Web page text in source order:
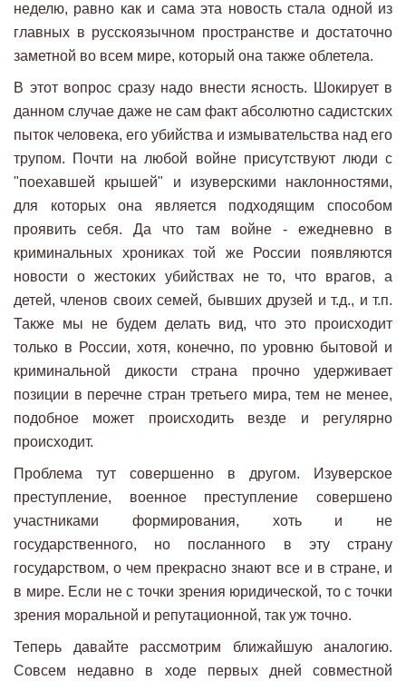
неделю, равно как и сама эта новость стала одной из
главных в русскоязычном пространстве и достаточно
заметной во всем мире, который она также облетела.
В этот вопрос сразу надо внести ясность. Шокирует в
данном случае даже не сам факт абсолютно садистских
пыток человека, его убийства и измывательства над его
трупом. Почти на любой войне присутствуют люди с
"поехавшей крышей" и изуверскими наклонностями,
для которых она является подходящим способом
проявить себя. Да что там войне - ежедневно в
криминальных хрониках той же России появляются
новости о жестоких убийствах не то, что врагов, а
детей, членов своих семей, бывших друзей и т.д., и т.п.
Также мы не будем делать вид, что это происходит
только в России, хотя, конечно, по уровню бытовой и
криминальной дикости страна прочно удерживает
позиции в перечне стран третьего мира, тем не менее,
подобное может происходить везде и регулярно
происходит.
Проблема тут совершенно в другом. Изуверское
преступление, военное преступление совершено
участниками формирования, хоть и не
государственного, но посланного в эту страну
государством, о чем прекрасно знают все и в стране, и
в мире. Если не с точки зрения юридической, то с точки
зрения моральной и репутационной, так уж точно.
Теперь давайте рассмотрим ближайшую аналогию.
Совсем недавно в ходе первых дней совместной